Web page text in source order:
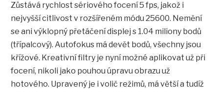
Zůstává rychlost sériového focení 5 fps, jakož i
nejvyšší citlivost v rozšířeném módu 25600. Nemění
se ani výklopný přetáčení displej s 1.04 miliony bodů
(třípalcový). Autofokus má devět bodů, všechny jsou
křížové. Kreativní filtry je nyní možné aplikovat už při
focení, nikoli jako pouhou úpravu obrazu už
hotového. Upravený je i volič režimů, má větší a tudíž